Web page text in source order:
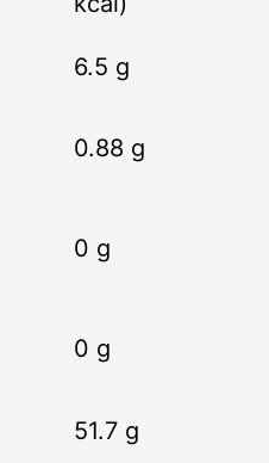
6.5 g
0.88 g
0 g
0 g
51.7 g